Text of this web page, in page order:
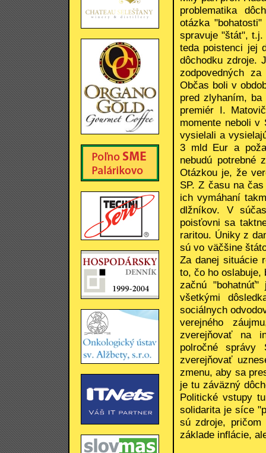
problematika
otázka
spravuje "štát",
teda poistenci jej
dôchodku zdroje.
zodpovedných
Občas boli v
pred zlyhaním,
premiér I.
momente neboli v
vysielali a
3 mld Eur a
nebudú potrebné
Otázkou je, že
SP. Z času na
ich vymáhaní
dlžníkov. V
poisťovni sa
raritou. Úniky z
sú vo väčšine
Za danej situácie
to, čo ho oslabuje,
začnú
všetkými
sociálnych
verejného
zverejňovať na
polročné správy
zverejňovať
zmenu, aby sa
je tu záväzný
Politické vstupy
solidarita je síce
sú zdroje, pričom
základe inflácie,